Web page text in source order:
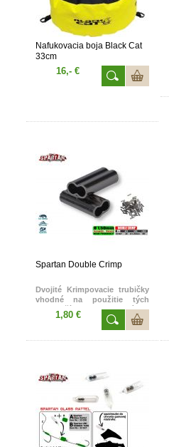
Nafukovacia boja Black Cat
33cm
16,- €
Spartan Double Crimp
Dvojité Krimpovacie trubičky
vhodné na použitie tých
najhrubších Fluorocarbónov
alebo laniek. Koncové
montáže pre lov sumca,
zhotovené s fluorocarbonu sú
trubička Krimpov Double
Crimp zaručuje maximálnu
nosnosť , nakoľko
nadväzcový materiál sa stláča
samostatne.
1,80 €